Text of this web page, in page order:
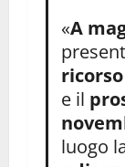
«A
e il
luogo